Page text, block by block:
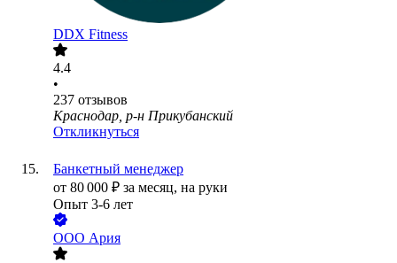
DDX Fitness
4.4
•
237 отзывов
Краснодар, р-н Прикубанский
Откликнуться
Банкетный менеджер
от 80 000 ₽ за месяц, на руки
Опыт 3-6 лет
ООО Ария